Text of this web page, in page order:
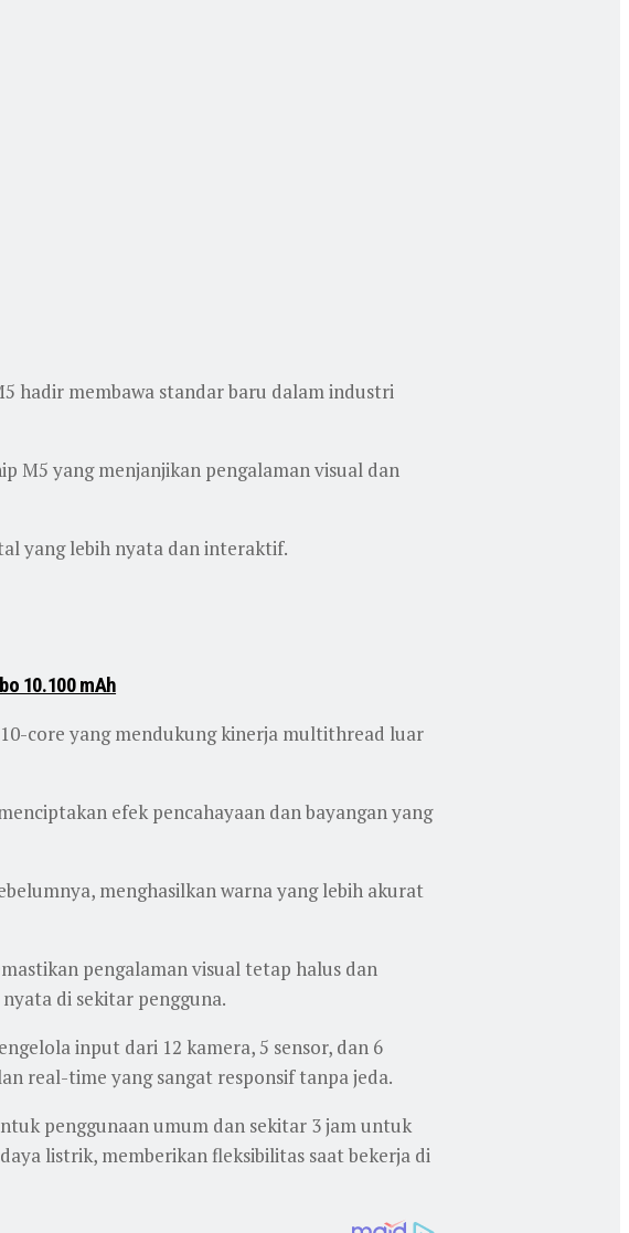
hadir membawa standar baru dalam industri
M5 yang menjanjikan pengalaman visual dan
yang lebih nyata dan interaktif.
10.100 mAh
core yang mendukung kinerja multithread luar
efek pencahayaan dan bayangan yang
menghasilkan warna yang lebih akurat
pengalaman visual tetap halus dan
di sekitar pengguna.
input dari 12 kamera, 5 sensor, dan 6
real-time yang sangat responsif tanpa jeda.
penggunaan umum dan sekitar 3 jam untuk
listrik, memberikan fleksibilitas saat bekerja di